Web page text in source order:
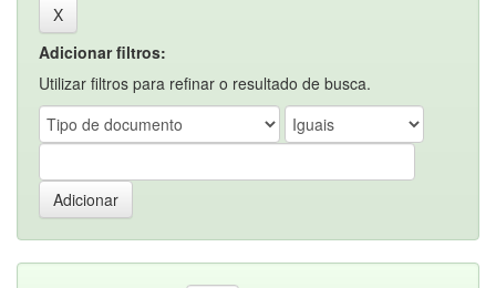
Adicionar filtros:
Utilizar filtros para refinar o resultado de busca.